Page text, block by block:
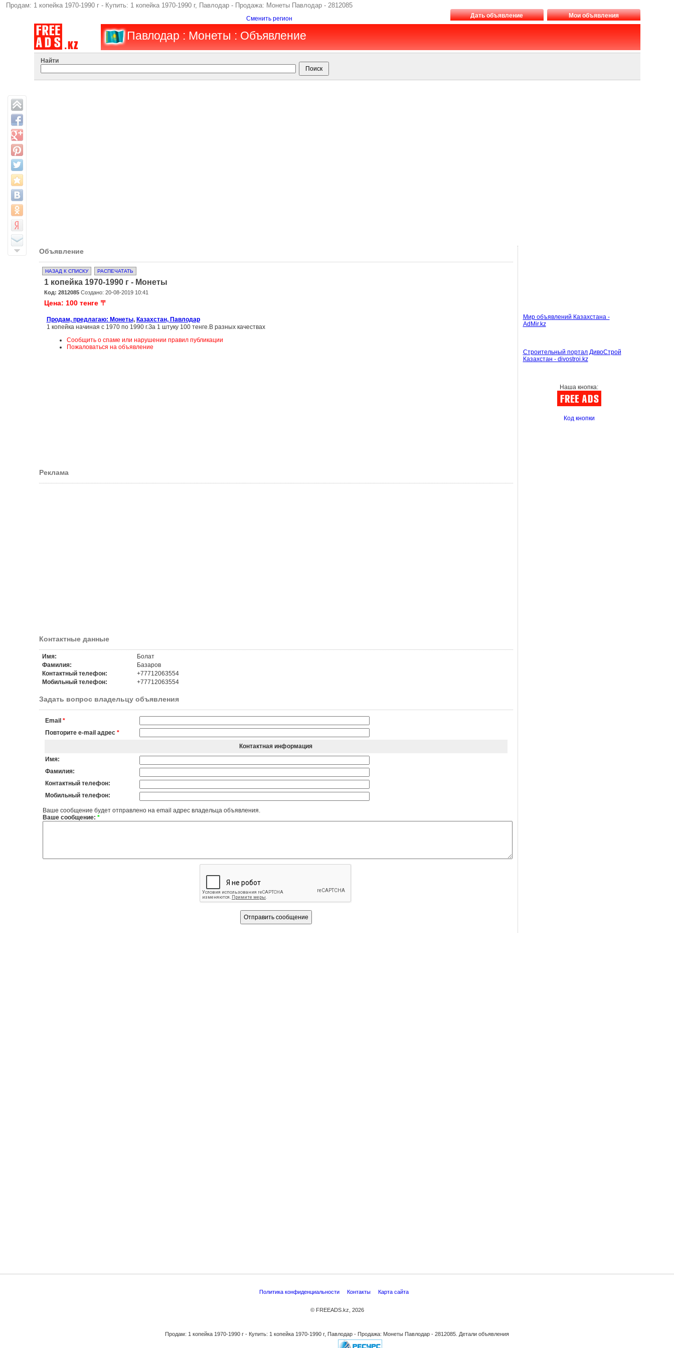
Продам: 1 копейка 1970-1990 г - Купить: 1 копейка 1970-1990 г, Павлодар - Продажа: Монеты Павлодар - 2812085
Сменить регион Дать объявление Мои объявления
Павлодар : Монеты : Объявление
Найти
Объявление
НАЗАД К СПИСКУ РАСПЕЧАТАТЬ
1 копейка 1970-1990 г - Монеты
Код: 2812085Создано: 20-08-2019 10:41
Цена: 100 тенге 〒
Продам, предлагаю: Монеты, Казахстан, Павлодар
1 копейка начиная с 1970 по 1990 г.За 1 штуку 100 тенге.В разных качествах
Сообщить о спаме или нарушении правил публикации
Пожаловаться на объявление
Реклама
Контактные данные
Имя:
Болат
Фамилия:
Базаров
Контактный телефон:
+77712063554
Мобильный телефон:
+77712063554
Задать вопрос владельцу объявления
Email *
Повторите e-mail адрес *
Контактная информация
Имя:
Фамилия:
Контактный телефон:
Мобильный телефон:
Ваше сообщение будет отправлено на email адрес владельца объявления.
Ваше сообщение: *
Мир объявлений Казахстана -
AdMir.kz
Строительный портал ДивоСтрой
Казахстан - divostroi.kz
Наша кнопка:
Код кнопки
Политика конфиденциальности Контакты Карта сайта
© FREEADS.kz, 2026
Продам: 1 копейка 1970-1990 г - Купить: 1 копейка 1970-1990 г, Павлодар - Продажа: Монеты Павлодар - 2812085. Детали объявления